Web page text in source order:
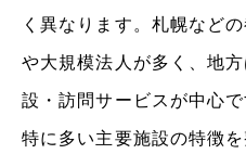
く異なります。札幌など
や大規模法人が多く、地
設・訪問サービスが中心
特に多い主要施設の特徴を